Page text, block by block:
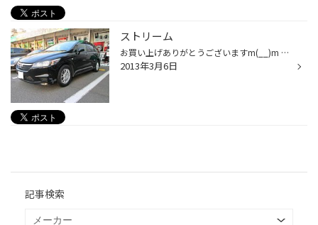
ストリーム
お買い上げありがとうございますm(__)m DATA ホイール：エコフォルム SE-10 サイズ：15×60 5/114 ルミナスシルバー エコタイヤとエコホイールのセットでご購入して頂きました(^^)/ 純正スチールホイールより軽くなりました♪ 燃費アップ、ブレーキ性能アップ!! ドレスアップ出来ました(*^_^*) 当店...
2013年3月6日
記事検索